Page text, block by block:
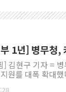
1년] 병무청,
] 김현구 기자 =
원를 대폭 확대